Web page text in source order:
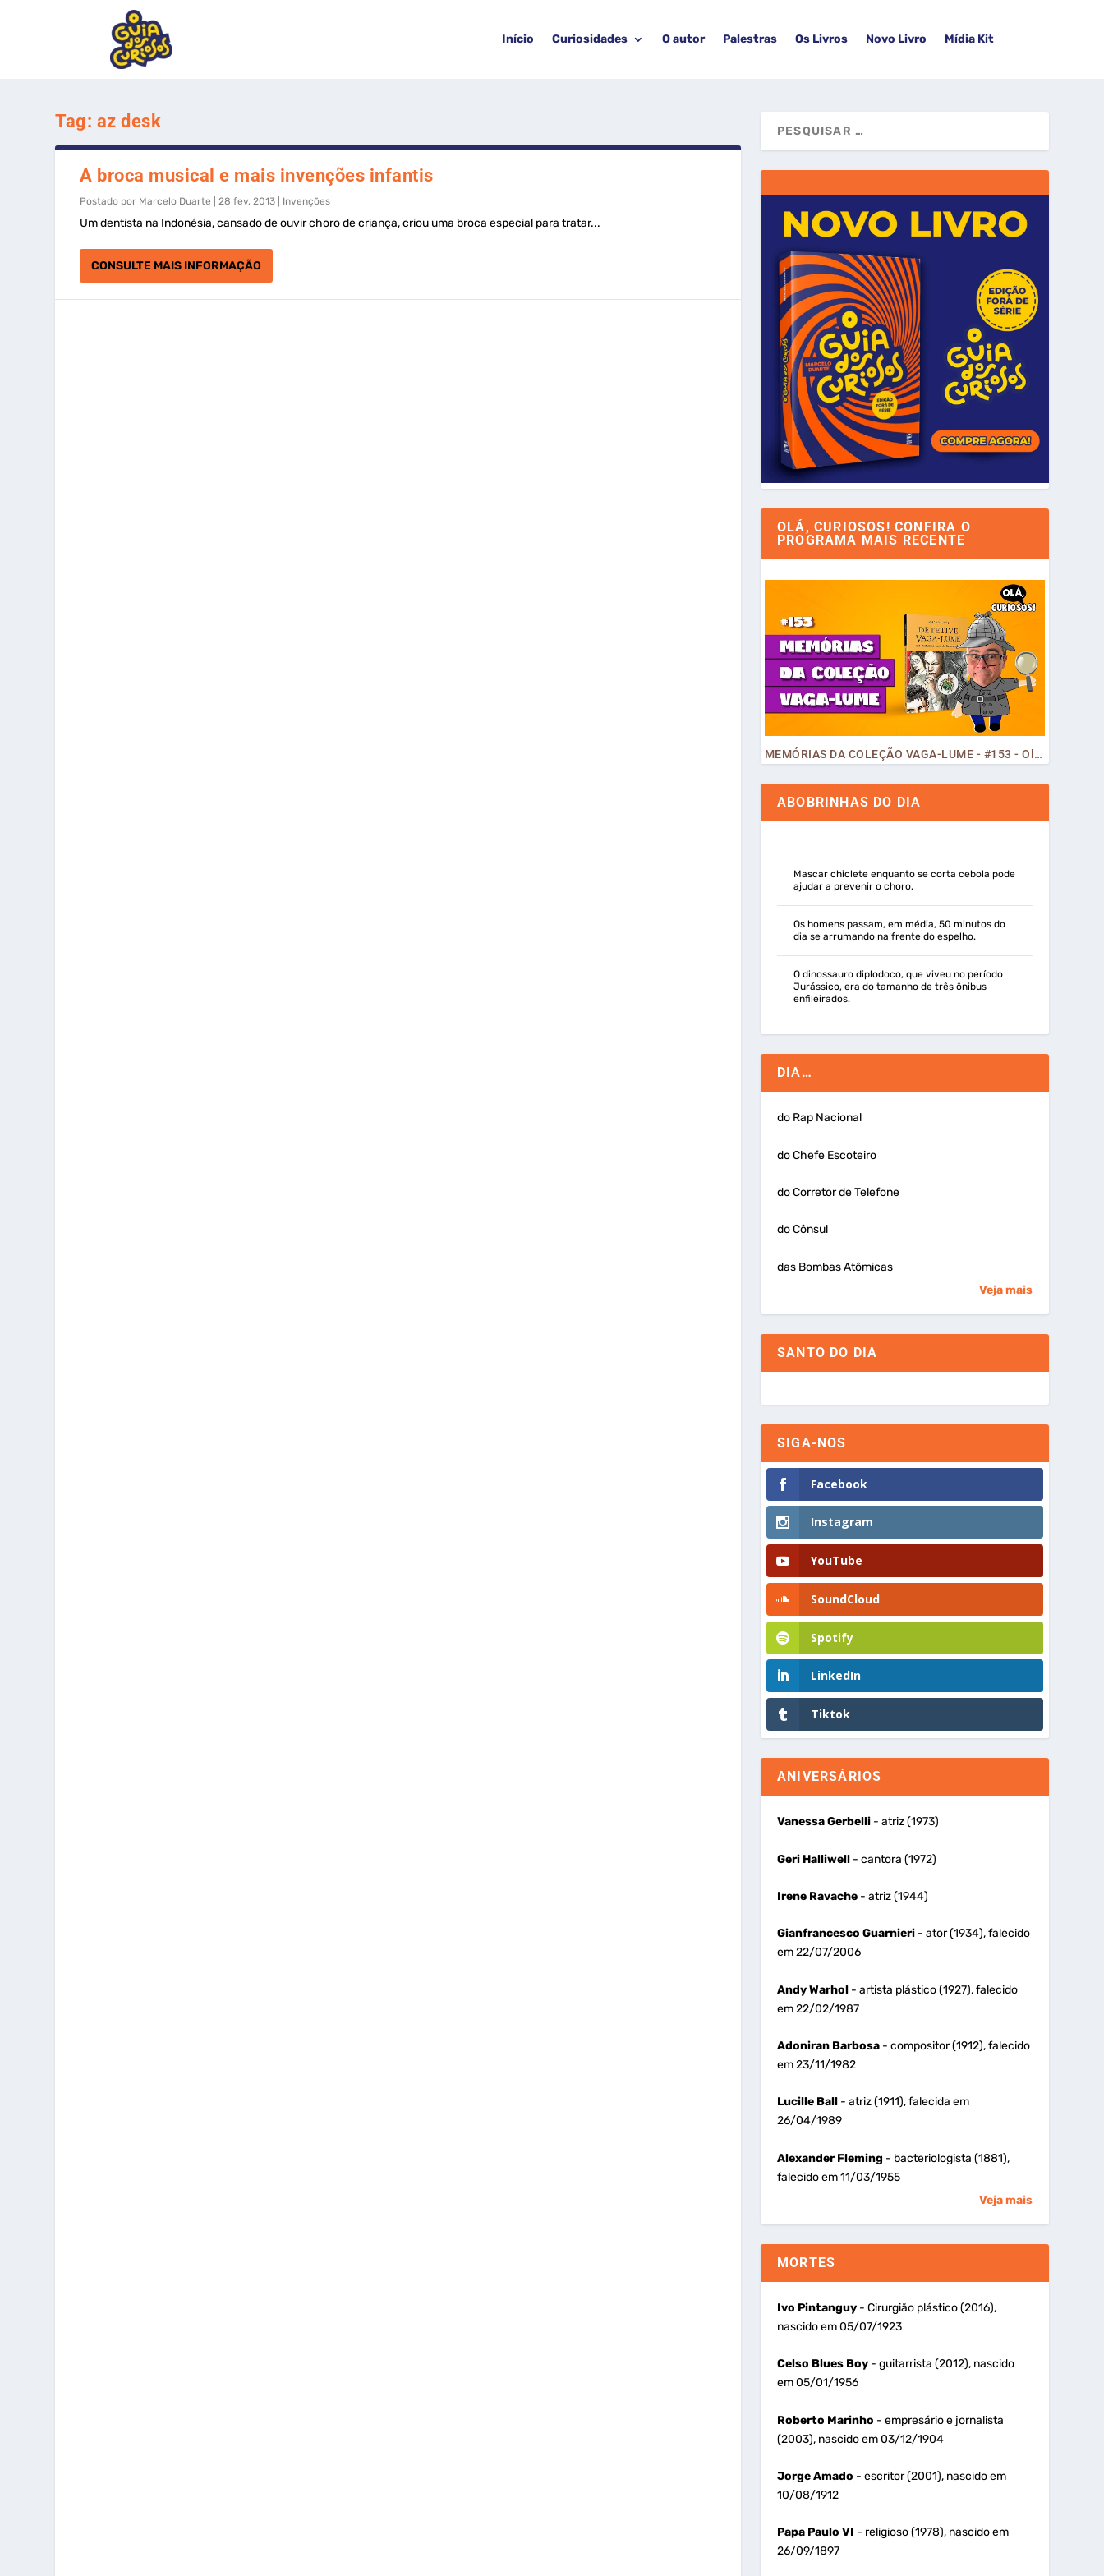
Início Curiosidades O autor Palestras Os Livros Novo Livro Mídia Kit
Tag: az desk
A broca musical e mais invenções infantis
Postado por Marcelo Duarte |28 fev, 2013 Invenções
Um dentista na Indonésia, cansado de ouvir choro de criança, criou uma broca especial para tratar...
CONSULTE MAIS INFORMAÇÃO
OLÁ, CURIOSOS! CONFIRA O
PROGRAMA MAIS RECENTE
MEMÓRIAS DA COLEÇÃO VAGA-LUME - #153 - Olá, Curiosos! 2023
ABOBRINHAS DO DIA
Mascar chiclete enquanto se corta cebola pode
ajudar a prevenir o choro.
Os homens passam, em média, 50 minutos do
dia se arrumando na frente do espelho.
O dinossauro diplodoco, que viveu no período
Jurássico, era do tamanho de três ônibus
enfileirados.
DIA…
do Rap Nacional
do Chefe Escoteiro
do Corretor de Telefone
do Cônsul
das Bombas Atômicas
Veja mais
SANTO DO DIA
SIGA-NOS
Facebook
Instagram
YouTube
SoundCloud
Spotify
LinkedIn
Tiktok
ANIVERSÁRIOS
Vanessa Gerbelli- atriz (1973)
Geri Halliwell- cantora (1972)
Irene Ravache- atriz (1944)
Gianfrancesco Guarnieri- ator (1934), falecido
em 22/07/2006
Andy Warhol- artista plástico (1927), falecido
em 22/02/1987
Adoniran Barbosa- compositor (1912), falecido
em 23/11/1982
Lucille Ball- atriz (1911), falecida em
26/04/1989
Alexander Fleming - bacteriologista (1881),
falecido em 11/03/1955
Veja mais
MORTES
Ivo Pintanguy- Cirurgião plástico (2016),
nascido em 05/07/1923
Celso Blues Boy- guitarrista (2012), nascido
em 05/01/1956
Roberto Marinho - empresário e jornalista
(2003), nascido em 03/12/1904
Jorge Amado - escritor (2001), nascido em
10/08/1912
Papa Paulo VI - religioso (1978), nascido em
26/09/1897